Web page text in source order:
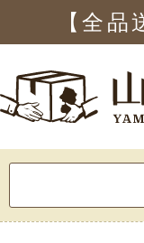
【全
索: